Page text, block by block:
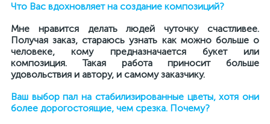
Что Вас вдохновляет на создание композиций?
Мне нравится делать людей чуточку счастливее.
Получая заказ, стараюсь узнать как можно больше о
человеке, кому предназначается букет или
композиция. Такая работа приносит больше
удовольствия и автору, и самому заказчику.
Ваш выбор пал на стабилизированные цветы, хотя они
более дорогостоящие, чем срезка. Почему?